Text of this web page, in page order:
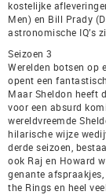
kostelijke
Men) en Bill Prady
astronomische IQ’s
Seizoen 3
Werelden botsen op
opent een
Maar Sheldon heeft
voor een absurd
wereldvreemde
hilarische wijze
derde seizoen,
ook Raj en Howard
genante
the Rings en heel